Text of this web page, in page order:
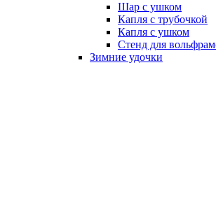
Шар с ушком
Капля с трубочкой
Капля с ушком
Стенд для
Зимние удочки